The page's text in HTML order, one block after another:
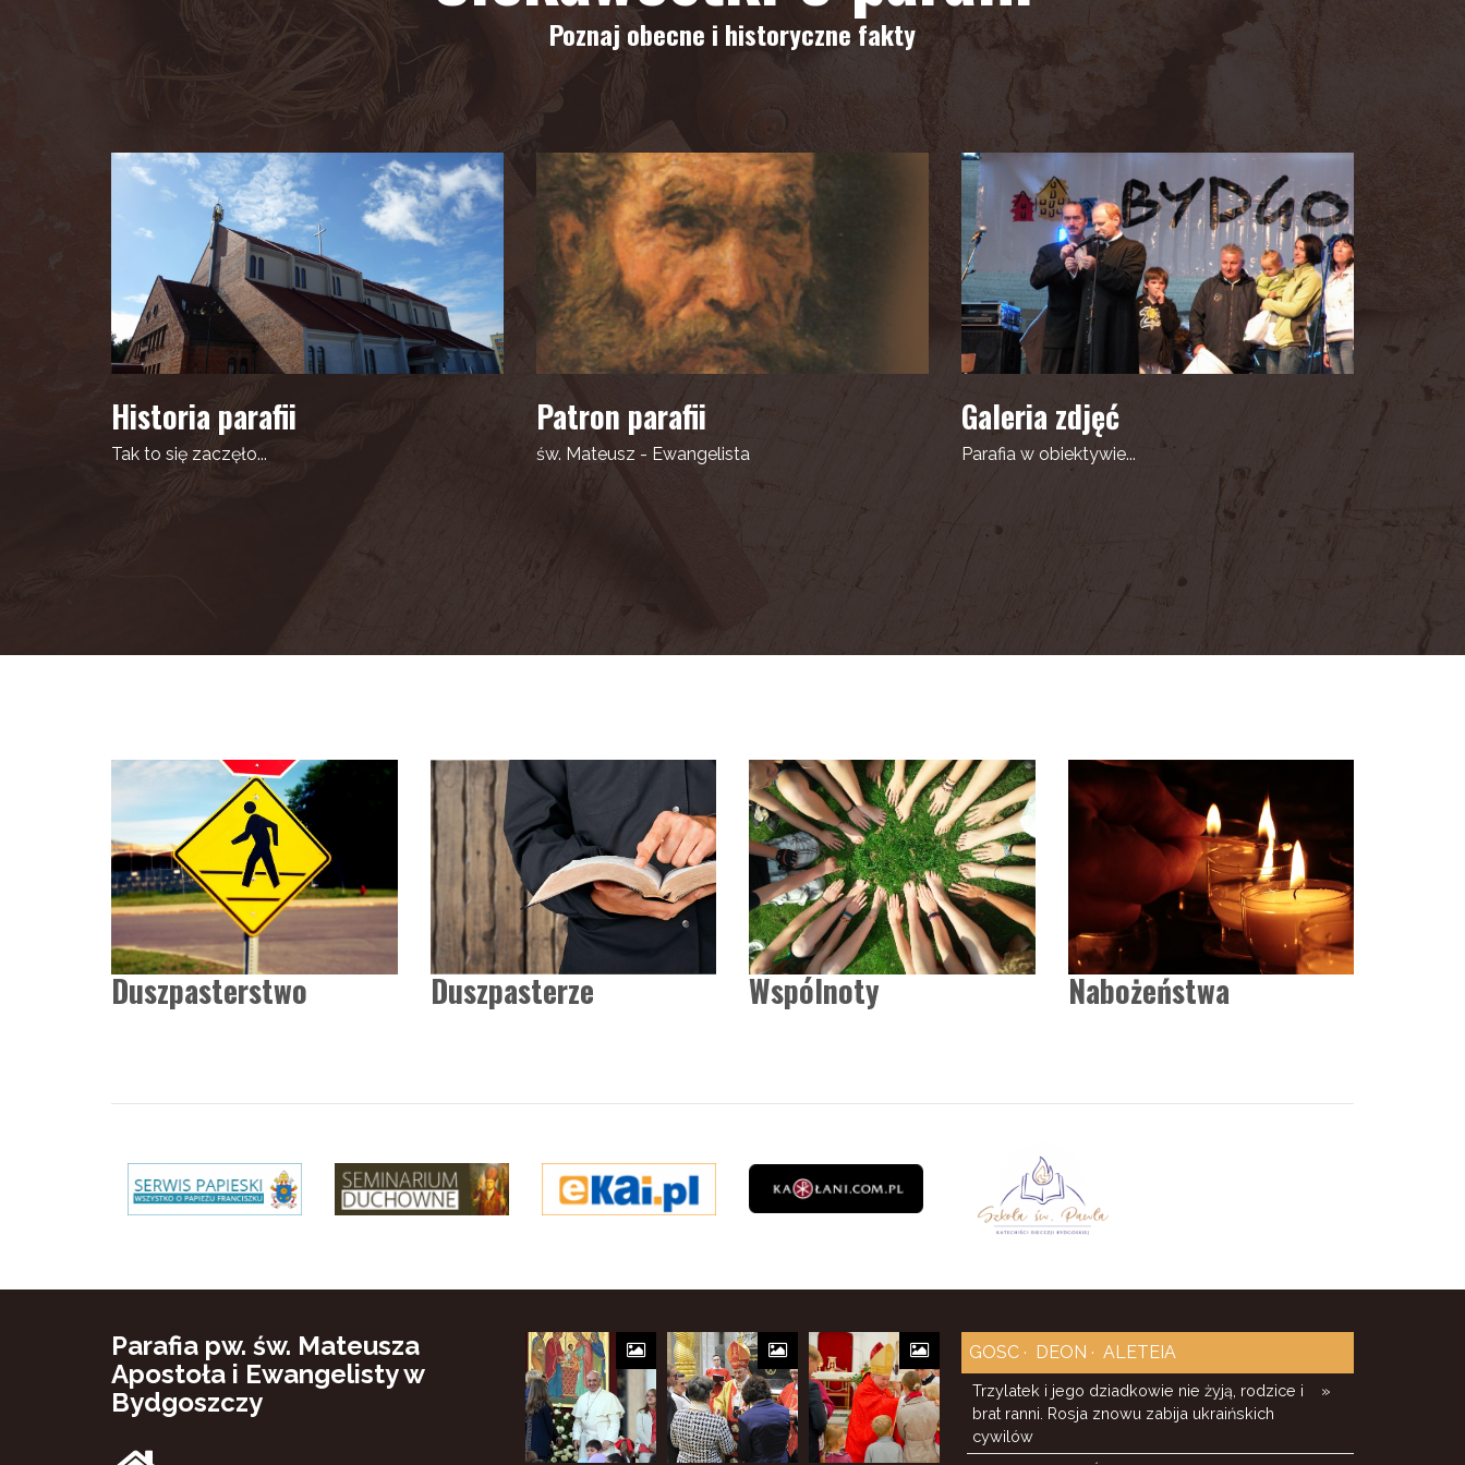
Poznaj obecne i historyczne fakty
Historia parafii
Tak to się zaczęło...
Patron parafii
św. Mateusz - Ewangelista
Galeria zdjęć
Parafia w obiektywie...
Duszpasterstwo Duszpasterze Wspólnoty Nabożeństwa
Parafia pw. św. Mateusza
Apostoła i Ewangelisty w
Bydgoszczy
GOSC DEON ALETEIA
»
Trzylatek i jego dziadkowie nie żyją, rodzice i
brat ranni. Rosja znowu zabija ukraińskich
cywilów